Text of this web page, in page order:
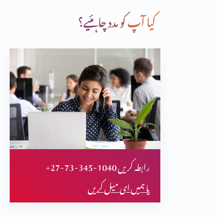
زبان پر قابو
مصبت سوچ
یوم آزادی اسپیشل
کرسمس ڈے اسپیشل
کیا آپ کو مدد چاہئیے؟
+27-73-345-1040 رابطہ کریں
یا ہمیں ای میل کریں